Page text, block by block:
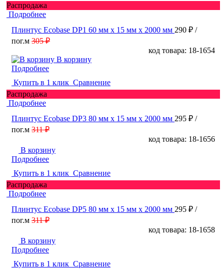
Распродажа
Подробнее
Плинтус Ecobase DP1 60 мм х 15 мм х 2000 мм 290 ₽ /
пог.м 305 ₽
код товара: 18-1654
В корзину
Подробнее
Купить в 1 клик Сравнение
Распродажа
Подробнее
Плинтус Ecobase DP3 80 мм х 15 мм х 2000 мм 295 ₽ /
пог.м 311 ₽
код товара: 18-1656
В корзину
Подробнее
Купить в 1 клик Сравнение
Распродажа
Подробнее
Плинтус Ecobase DP5 80 мм х 15 мм х 2000 мм 295 ₽ /
пог.м 311 ₽
код товара: 18-1658
В корзину
Подробнее
Купить в 1 клик Сравнение